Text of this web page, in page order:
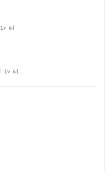
Lv 61
Lv 61